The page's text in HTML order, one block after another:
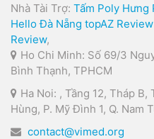
Nhà Tài Trợ: Tấm Poly Hưng
Hello Đà Nẵng topAZ Review
Review,
Ho Chi Minh: Số 69/3
Bình Thạnh, TPHCM
Ha Noi: , Tầng 12, Tháp
Hùng, P. Mỹ Đình 1, Q. Nam
contact@vimed.org